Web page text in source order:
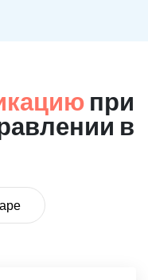
при
в